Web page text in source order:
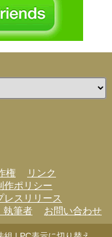
権
リンク
作ポリシー
レスリリース
執筆者 お問い合わせ